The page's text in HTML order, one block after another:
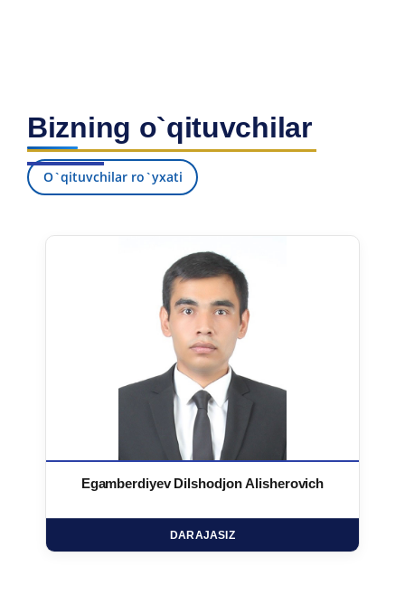
Bizning o`qituvchilar
O`qituvchilar ro`yxati
Egamberdiyev Dilshodjon Alisherovich
DARAJASIZ